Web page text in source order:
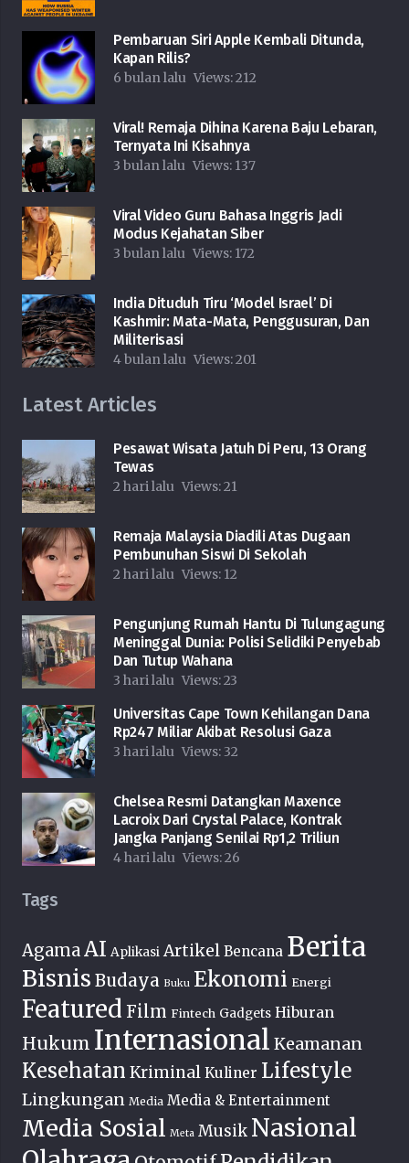
Pembaruan Siri Apple Kembali Ditunda,
Kapan Rilis?
6 bulan lalu Views:212
Viral! Remaja Dihina Karena Baju Lebaran,
Ternyata Ini Kisahnya
3 bulan lalu Views: 137
Viral Video Guru Bahasa Inggris Jadi
Modus Kejahatan Siber
3 bulan lalu Views: 172
India Dituduh Tiru ‘Model Israel’ Di
Kashmir: Mata-Mata, Penggusuran, Dan
Militerisasi
4 bulan lalu Views:201
Latest Articles
Pesawat Wisata Jatuh Di Peru, 13 Orang
Tewas
2 hari lalu Views:21
Remaja Malaysia Diadili Atas Dugaan
Pembunuhan Siswi Di Sekolah
2 hari lalu Views: 12
Pengunjung Rumah Hantu Di Tulungagung
Meninggal Dunia: Polisi Selidiki Penyebab
Dan Tutup Wahana
3 hari lalu Views:23
Universitas Cape Town Kehilangan Dana
Rp247 Miliar Akibat Resolusi Gaza
3 hari lalu Views: 32
Chelsea Resmi Datangkan Maxence
Lacroix Dari Crystal Palace, Kontrak
Jangka Panjang Senilai Rp1,2 Triliun
4 hari lalu Views:26
Tags
AgamaAI Aplikasi Artikel Bencana Berita
Bisnis Budaya Buku Ekonomi Energi
Featured Film Fintech Gadgets Hiburan
Hukum Internasional Keamanan
Kesehatan Kriminal Kuliner Lifestyle
Lingkungan Media Media & Entertainment
Media Sosial Meta Musik Nasional